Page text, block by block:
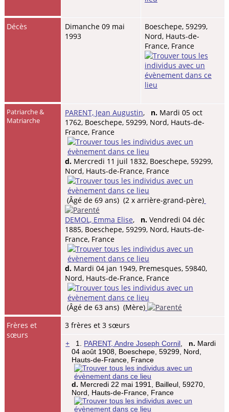
Décès
Dimanche 09 mai
1993
Boeschepe, 59299,
Nord, Hauts-de-
France, France
Patriarche &
Matriarche
PARENT, Jean Augustin, n. Mardi 05 oct
1762, Boeschepe, 59299, Nord, Hauts-de-
France, France
d. Mercredi 11 juil 1832, Boeschepe, 59299,
Nord, Hauts-de-France, France
(Âgé de 69 ans) (2 x arrière-grand-père)
DEMOL, Emma Elise, n. Vendredi 04 déc
1885, Boeschepe, 59299, Nord, Hauts-de-
France, France
d. Mardi 04 jan 1949, Premesques, 59840,
Nord, Hauts-de-France, France
(Âgé de 63 ans) (Mère)
Frères et
sœurs
3 frères et 3 sœurs
+
1. PARENT, Andre Joseph Cornil n. Mardi
04 août 1908, Boeschepe, 59299, Nord,
Hauts-de-France, France
d. Mercredi 22 mai 1991, Bailleul, 59270,
Nord, Hauts-de-France, France